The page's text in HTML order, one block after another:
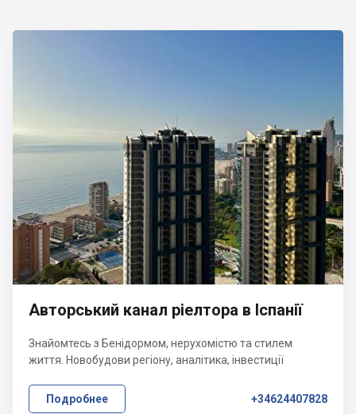
Авторський канал ріелтора в Іспанії
Знайомтесь з Бенідормом, нерухомістю та стилем
життя. Новобудови регіону, аналітика, інвестиції
Подробнее +34624407828